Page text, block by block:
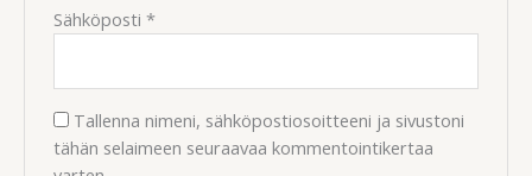
Sähköposti*
Tallenna nimeni, sähköpostiosoitteeni ja sivustoni
tähän selaimeen seuraavaa kommentointikertaa